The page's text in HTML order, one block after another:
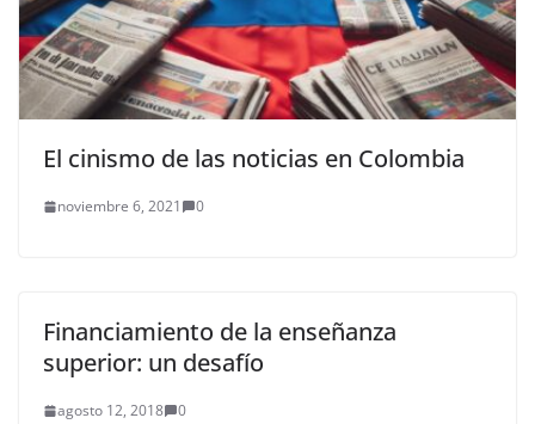
El cinismo de las noticias en Colombia
noviembre 6, 2021 0
Financiamiento de la enseñanza
superior: un desafío
agosto 12, 2018 0